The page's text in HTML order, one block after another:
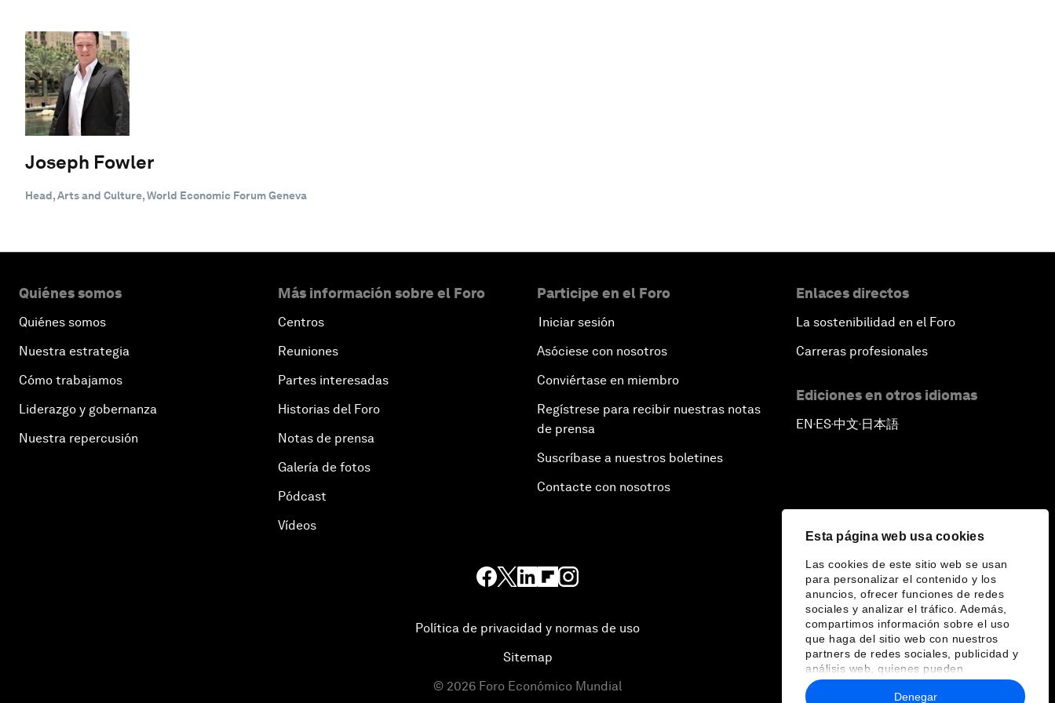
Esta página web usa cookies
Las cookies de este sitio web se usan
para personalizar el contenido y los
anuncios, ofrecer funciones de redes
sociales y analizar el tráfico. Además,
compartimos información sobre el uso
que haga del sitio web con nuestros
partners de redes sociales, publicidad y
análisis web, quienes pueden
combinarla con otra información que les
haya proporcionado o que hayan
Denegar
Joseph Fowler
Head, Arts and Culture, World Economic Forum Geneva
Quiénes somos
Quiénes somos
Nuestra estrategia
Cómo trabajamos
Liderazgo y gobernanza
Nuestra repercusión
Más información sobre el Foro
Centros
Reuniones
Partes interesadas
Historias del Foro
Notas de prensa
Galería de fotos
Pódcast
Vídeos
Participe en el Foro
Iniciar sesión
Asóciese con nosotros
Conviértase en miembro
Regístrese para recibir nuestras notas
de prensa
Suscríbase a nuestros boletines
Contacte con nosotros
Enlaces directos
La sostenibilidad en el Foro
Carreras profesionales
Ediciones en otros idiomas
EN▪ES▪中文▪ 日本語
Política de privacidad y normas de uso
Sitemap
© 2026 Foro Económico Mundial